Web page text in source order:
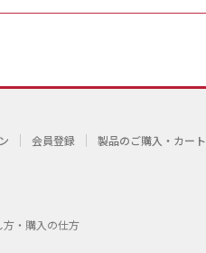
会員登録 製品のご購入・カート
方・購入の仕方